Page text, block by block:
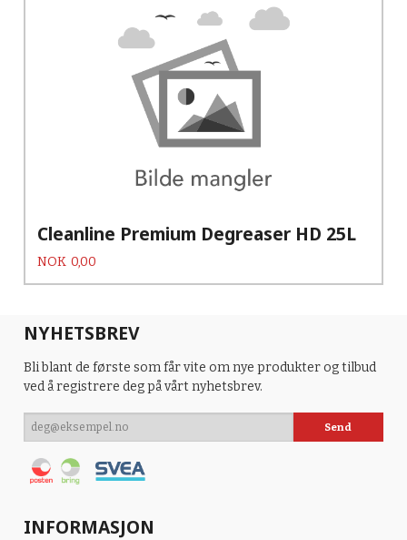
Cleanline Premium Degreaser HD 25L
Pris
NOK 0,00
NYHETSBREV
Bli blant de første som får vite om nye produkter og tilbud
ved å registrere deg på vårt nyhetsbrev.
INFORMASJON